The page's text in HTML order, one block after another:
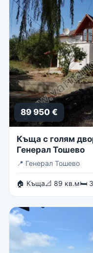
89 950 €
Къща с голям
Генерал Тошево
📍 Генерал Тошево
🏠 Къща📐 89 кв.м🛏 3